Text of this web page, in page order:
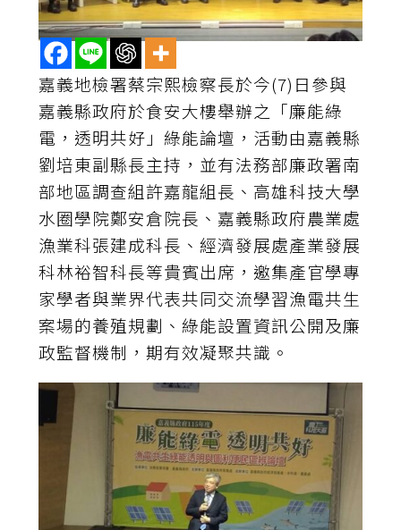
嘉義地檢署蔡宗熙檢察長於今(7)日參與
嘉義縣政府於食安大樓舉辦之「廉能綠
電，透明共好」綠能論壇，活動由嘉義縣
劉培東副縣長主持，並有法務部廉政署南
部地區調查組許嘉龍組長、高雄科技大學
水圈學院鄭安倉院長、嘉義縣政府農業處
漁業科張建成科長、經濟發展處產業發展
科林裕智科長等貴賓出席，邀集產官學專
家學者與業界代表共同交流學習漁電共生
案場的養殖規劃、綠能設置資訊公開及廉
政監督機制，期有效凝聚共識。